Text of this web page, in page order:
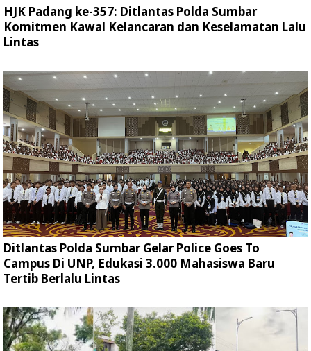
HJK Padang ke-357: Ditlantas Polda Sumbar
Komitmen Kawal Kelancaran dan Keselamatan Lalu
Lintas
Ditlantas Polda Sumbar Gelar Police Goes To
Campus Di UNP, Edukasi 3.000 Mahasiswa Baru
Tertib Berlalu Lintas